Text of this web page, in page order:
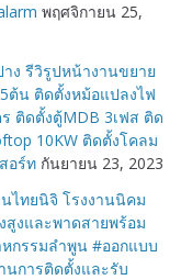
พฤศจิกายน 25,
ง รีวิรูปหน้างานขยาย
ต้น ติดตั้งหม้อแปลงไฟ
ติดตั้งตู้MDB 3เฟส ติด
10KW ติดตั้งโคลม
อร์ท กันยายน 23, 2023
ไทยนิจิ โรงงานนิคม
สูงและพาดสายพร้อม
กรรมลำพูน #ออกแบบ
นการติดตั้งและรับ